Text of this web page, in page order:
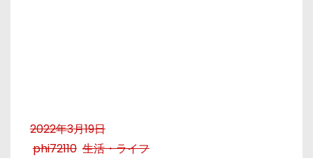
2022年3月19日
phi72110 生活・ライフ